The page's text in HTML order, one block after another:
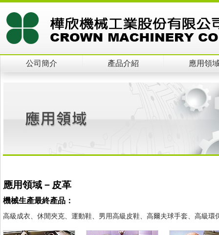
公司簡介 產品介紹 應用領
應用領域－皮革
機械生產最終產品：
高級成衣、休閒夾克、運動鞋、男用高級皮鞋、高爾夫球手套、高級環